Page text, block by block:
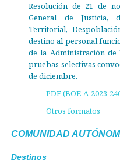
Resolución de 21 de
General de Justicia,
Territorial,
destino al personal
de la Administración
pruebas selectivas
de diciembre.
PDF (BOE-A-2023-
Otros formatos
COMUNIDAD
Destinos